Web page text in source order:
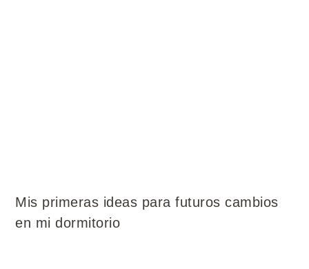
Mis primeras ideas para futuros cambios
en mi dormitorio